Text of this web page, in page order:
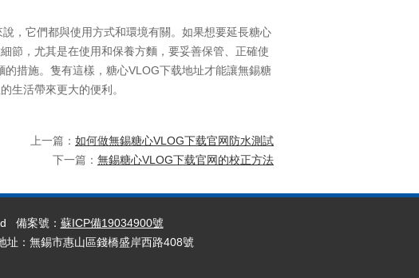
，它們都與使用方式和環境有關。如果想要延長糖心
節，尤其是在使用和保養方麵，要妥善保管、正確使
措施。隻有這樣，糖心VLOG下载地址才能讓無錫糖
生活帶來更大的便利。
上一篇： 如何做無錫糖心VLOG下载官网防水測試
下一篇： 無錫糖心VLOG下载官网的校正方法
備案號： 蘇ICP備19034900號
：無錫市惠山區錢橋盛岸西路408號